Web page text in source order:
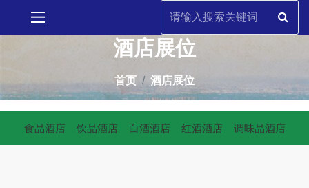
酒店展位
首页 酒店展位
食品酒店 饮品酒店 白酒酒店 红酒酒店 调味品酒店